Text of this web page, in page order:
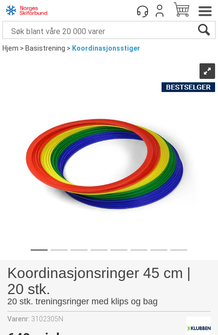
Hjem>Basistrening> Koordinasjonsstiger
Koordinasjonsringer 45 cm |
20 stk.
20 stk. treningsringer med klips og bag
Varenr: 3102305N